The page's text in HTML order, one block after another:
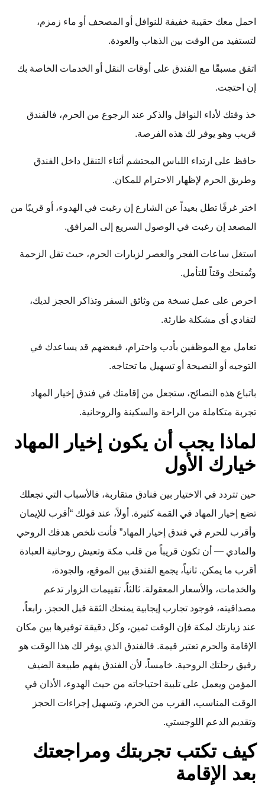
احمل معك حقيبة خفيفة للنوافل أو المصحف أو ماء زمزم،
لتستفيد من الوقت بين الذهاب والعودة.
اتفق مسبقًا مع الفندق على أوقات النقل أو الخدمات الخاصة بك
إن احتجت.
خذ وقتك لأداء النوافل والذكر عند الرجوع من الحرم، فالفندق
قريب وهو يوفر لك هذه الفرصة.
حافظ على ارتداء اللباس المحتشم أثناء التنقل داخل الفندق
وطريق الحرم لإظهار الاحترام للمكان.
اختر غرفًا تطل بعيداً عن الشارع إن رغبت في الهدوء، أو قريبًا من
المصعد إن رغبت في الوصول السريع إلى المرافق.
استغل ساعات الفجر والعصر لزيارات الحرم، حيث تقل الزحمة
وتُمنحك وقتاً للتأمل.
احرص على عمل نسخة من وثائق السفر وتذاكر الحجز لديك،
لتفادي أي مشكلة طارئة.
تعامل مع الموظفين بأدب واحترام، فبعضهم قد يساعدك في
التوجيه أو النصيحة أو تسهيل ما تحتاجه.
باتباع هذه النصائح، ستجعل من إقامتك في فندق إخيار المهاد
تجربة متكاملة من الراحة والسكينة والروحانية.
لماذا يجب أن يكون إخيار المهاد
خيارك الأول
حين تتردد في الاختيار بين فنادق متقاربة، فالأسباب التي تجعلك
تضع إخيار المهاد في القمة كثيرة. أولاً، عند قولك “أقرب للإيمان
وأقرب للحرم في فندق إخيار المهاد” فأنت تلخص هدفك الروحي
والمادي — أن تكون قريباً من قلب مكة وتعيش روحانية العبادة
أقرب ما يمكن. ثانياً، يجمع الفندق بين الموقع، والجودة،
والخدمات، والأسعار المعقولة. ثالثاً، تقييمات الزوار تدعم
مصداقيته، فوجود تجارب إيجابية يمنحك الثقة قبل الحجز. رابعاً،
عند زيارتك لمكة فإن الوقت ثمين، وكل دقيقة توفيرها بين مكان
الإقامة والحرم تعتبر قيمة. فالفندق الذي يوفر لك هذا الوقت هو
رفيق رحلتك الروحية. خامساً، لأن الفندق يفهم طبيعة الضيف
المؤمن ويعمل على تلبية احتياجاته من حيث الهدوء، الأذان في
الوقت المناسب، القرب من الحرم، وتسهيل إجراءات الحجز
وتقديم الدعم اللوجستي.
كيف تكتب تجربتك ومراجعتك
بعد الإقامة